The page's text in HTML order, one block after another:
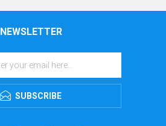
NEWSLETTER
SUBSCRIBE